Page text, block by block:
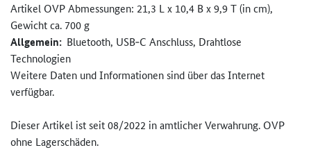
Artikel OVP Abmessungen: 21,3 L x 10,4 B x 9,9 T (in cm),
Gewicht ca. 700 g
Allgemein: Bluetooth, USB‑C Anschluss, Drahtlose
Technologien
Weitere Daten und Informationen sind über das Internet
verfügbar.
Dieser Artikel ist seit 08/2022 in amtlicher Verwahrung. OVP
ohne Lagerschäden.